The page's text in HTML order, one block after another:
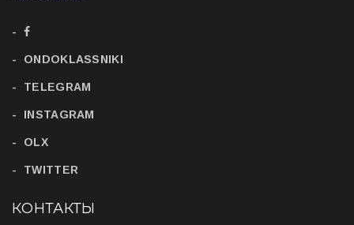
ONDOKLASSNIKI
TELEGRAM
INSTAGRAM
OLX
TWITTER
КОНТАКТЫ